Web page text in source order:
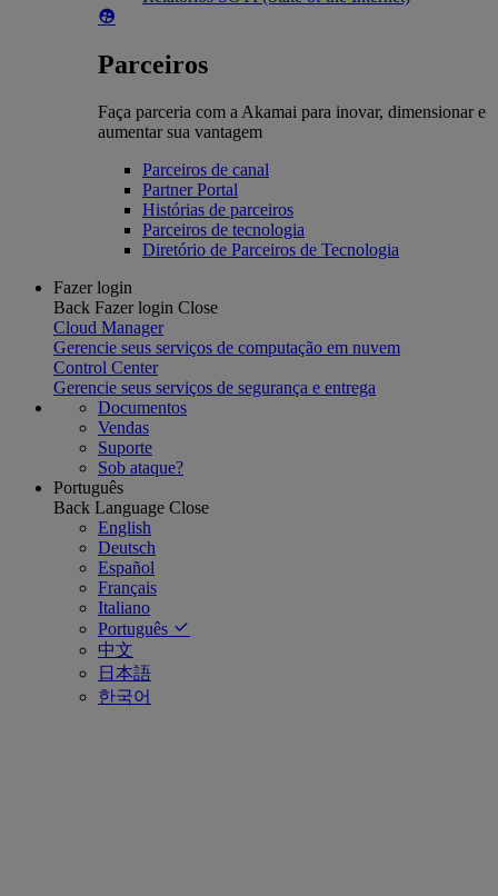
Parceiros
Faça parceria com a Akamai para inovar, dimensionar e
aumentar sua vantagem
Parceiros de canal
Partner Portal
Histórias de parceiros
Parceiros de tecnologia
Diretório de Parceiros de Tecnologia
Fazer login
Back Fazer login Close
Cloud Manager
Gerencie seus serviços de computação em nuvem
Control Center
Gerencie seus serviços de segurança e entrega
Documentos
Vendas
Suporte
Sob ataque?
Português
Back Language Close
English
Deutsch
Español
Français
Italiano
Português
中文
日本語
한국어